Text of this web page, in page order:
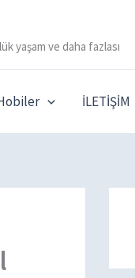
yaşam ve daha fazlası
İLETİŞİM